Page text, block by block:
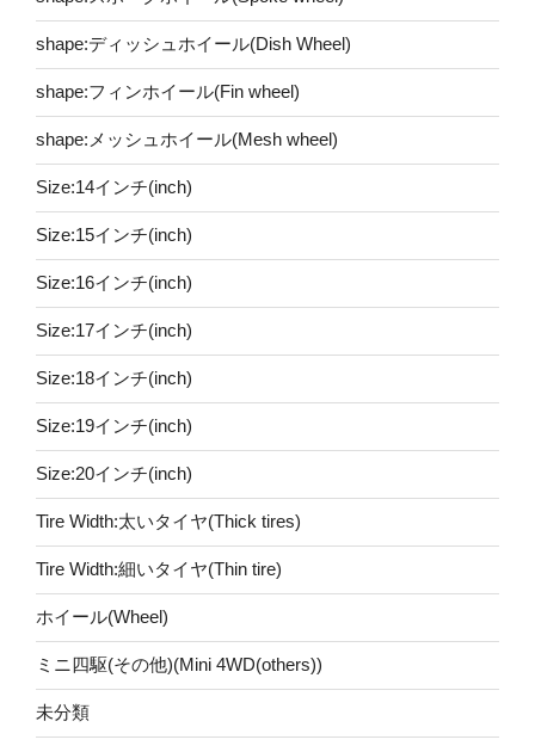
shape:ディッシュホイール(Dish Wheel)
shape:フィンホイール(Fin wheel)
shape:メッシュホイール(Mesh wheel)
Size:14インチ(inch)
Size:15インチ(inch)
Size:16インチ(inch)
Size:17インチ(inch)
Size:18インチ(inch)
Size:19インチ(inch)
Size:20インチ(inch)
Tire Width:太いタイヤ(Thick tires)
Tire Width:細いタイヤ(Thin tire)
ホイール(Wheel)
ミニ四駆(その他)(Mini 4WD(others))
未分類